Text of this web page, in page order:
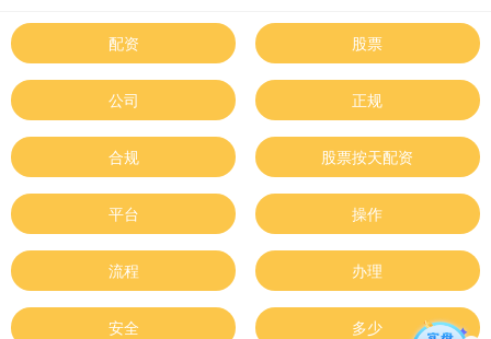
配资 股票
公司 正规
合规 股票按天配资
平台 操作
流程 办理
安全 多少